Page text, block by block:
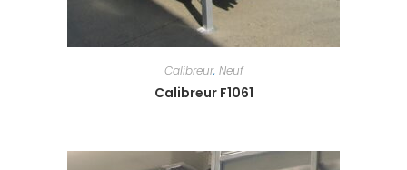
Calibreur, Neuf
Calibreur F1061